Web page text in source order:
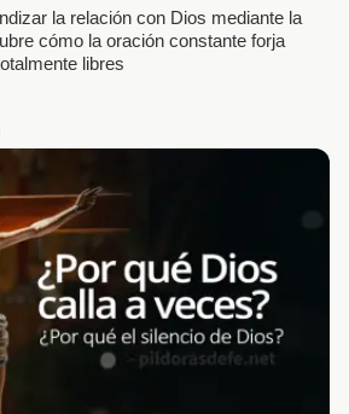
la relación con Dios mediante la
cómo la oración constante forja
libres